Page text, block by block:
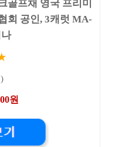
골프채 영국 프리미
회 공인, 3캐럿 MA-
원